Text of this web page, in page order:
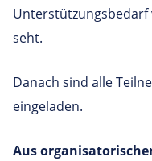
seht.
Danach sind alle
eingeladen.
Aus